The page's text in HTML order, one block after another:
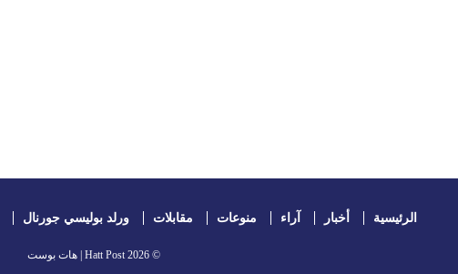
الرئيسية أخبار آراء منوعات مقابلات ورلد بوليسي جورنال
© 2026 Hatt Post | هات بوست